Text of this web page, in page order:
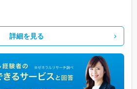
詳細を見る